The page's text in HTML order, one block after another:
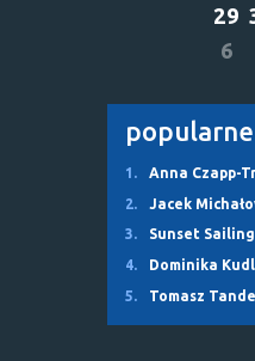
29
6
popularne
1. Anna Czapp-
2.
Jacek
3.
Sunset
4.
Dominika
5.
Tomasz